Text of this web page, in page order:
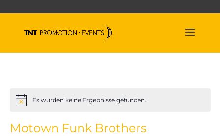
HinweisEs wurden keine Ergebnisse gefunden.
Motown Funk Brothers